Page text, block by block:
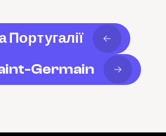
Португалії
Germain